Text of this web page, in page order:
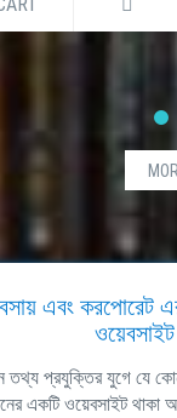
এবং করপোরেট
তথ্য প্রযুক্তির যুগে যে
একটি ওয়েবসাইট থাকা